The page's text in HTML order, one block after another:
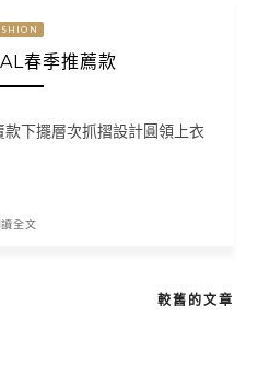
春季推薦款
下擺層次抓摺設計圓領上衣
讀全文
較舊的文章